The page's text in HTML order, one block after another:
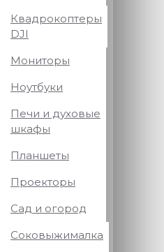
Квадрокоптеры
DJI
Мониторы
Ноутбуки
Печи и духовые
шкафы
Планшеты
Проекторы
Сад и огород
Соковыжималка